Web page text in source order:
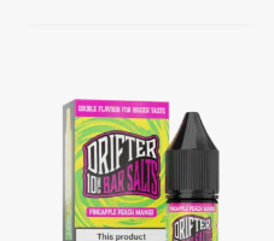
de
precios:
desde
4,16 €
hasta
4,81 €
producto
tiene
múltiples
variantes.